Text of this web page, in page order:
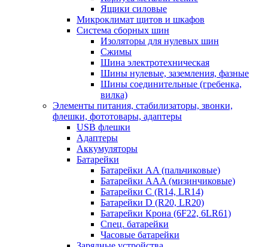
Ящики силовые
Микроклимат щитов и шкафов
Система сборных шин
Изоляторы для нулевых шин
Сжимы
Шина электротехническая
Шины нулевые, заземления, фазные
Шины соединительные (гребенка,
вилка)
Элементы питания, стабилизаторы, звонки,
флешки, фототовары, адаптеры
USB флешки
Адаптеры
Аккумуляторы
Батарейки
Батарейки AA (пальчиковые)
Батарейки AAA (мизинчиковые)
Батарейки C (R14, LR14)
Батарейки D (R20, LR20)
Батарейки Крона (6F22, 6LR61)
Спец. батарейки
Часовые батарейки